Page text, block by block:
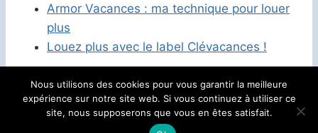
Armor Vacances : ma technique pour louer
plus
Louez plus avec le label Clévacances !
Politique de confidentialité Mentions légales
Nous utilisons des cookies pour vous garantir la meilleure
expérience sur notre site web. Si vous continuez à utiliser ce
site, nous supposerons que vous en êtes satisfait.